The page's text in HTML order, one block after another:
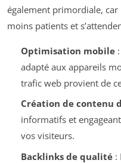
également primordiale,
moins patients et
Optimisation mobile:
adapté aux appareils
trafic web provient de
Création de contenu
informatifs et
vos visiteurs.
Backlinks de qualité: